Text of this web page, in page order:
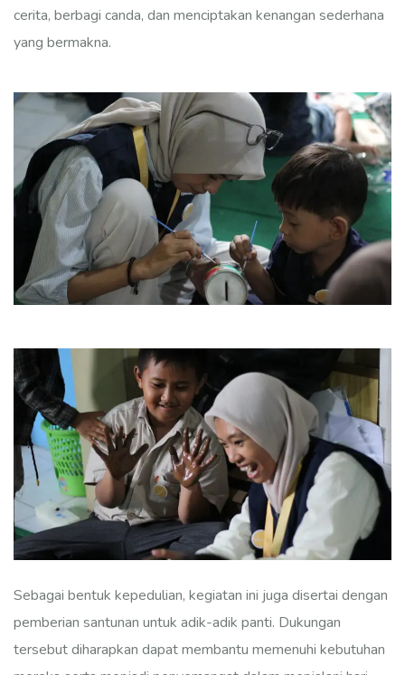
cerita, berbagi canda, dan menciptakan kenangan sederhana
yang bermakna.
Sebagai bentuk kepedulian, kegiatan ini juga disertai dengan
pemberian santunan untuk adik-adik panti. Dukungan
tersebut diharapkan dapat membantu memenuhi kebutuhan